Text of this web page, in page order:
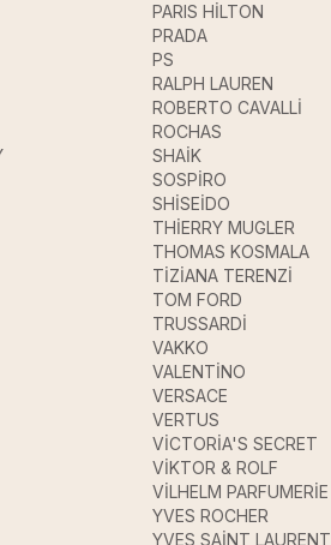
PARIS HİLTON
PRADA
PS
RALPH LAUREN
ROBERTO CAVALLİ
ROCHAS
SHAİK
SOSPİRO
SHİSEİDO
THİERRY MUGLER
THOMAS KOSMALA
TİZİANA TERENZİ
TOM FORD
TRUSSARDİ
VAKKO
VALENTİNO
VERSACE
VERTUS
VİCTORİA'S SECRET
VİKTOR & ROLF
VİLHELM PARFUMERİE
YVES ROCHER
YVES SAİNT LAURENT